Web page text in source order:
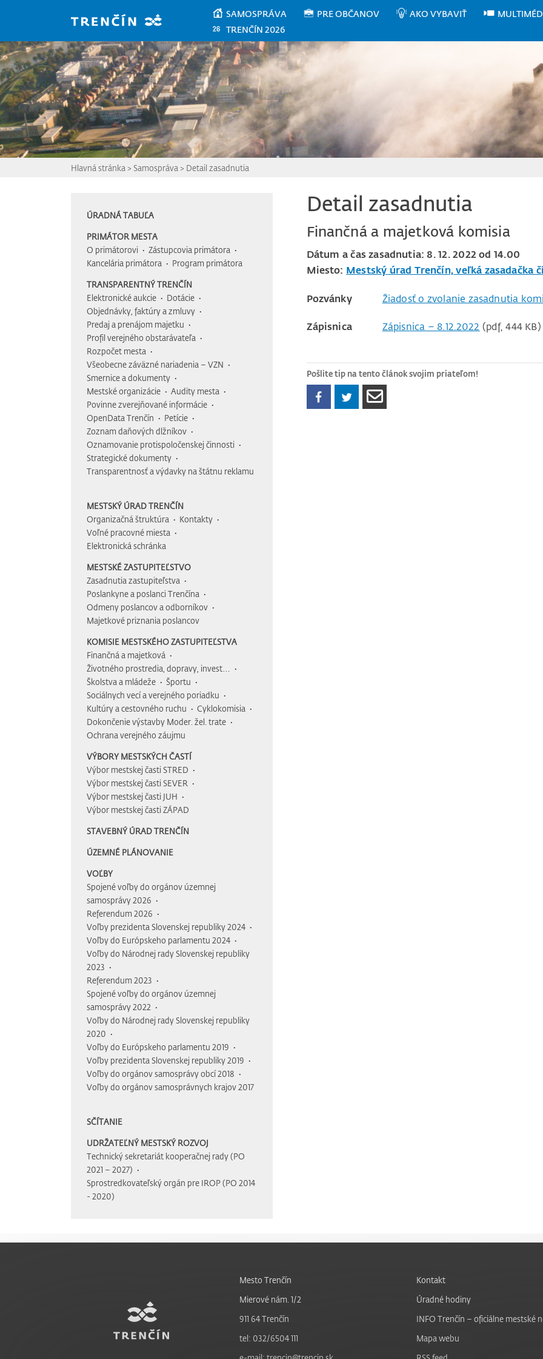
SAMOSPRÁVA PRE OBČANOV AKO VYBAVIŤ
TRENČÍN 2026
Hlavná stránka > Samospráva > Detail zasadnutia
ÚRADNÁ TABUĽA
PRIMÁTOR MESTA
O primátorovi
Zástupcovia primátora
Kancelária primátora
Program primátora
TRANSPARENTNÝ TRENČÍN
Elektronické aukcie
Dotácie
Objednávky, faktúry a zmluvy
Predaj a prenájom majetku
Profil verejného obstarávateľa
Rozpočet mesta
Všeobecne záväzné nariadenia – VZN
Smernice a dokumenty
Mestské organizácie
Audity mesta
Povinne zverejňované informácie
OpenData Trenčín
Petície
Zoznam daňových dlžníkov
Oznamovanie protispoločenskej činnosti
Strategické dokumenty
Transparentnosť a výdavky na štátnu reklamu
MESTSKÝ ÚRAD TRENČÍN
Organizačná štruktúra
Kontakty
Voľné pracovné miesta
Elektronická schránka
MESTSKÉ ZASTUPITEĽSTVO
Zasadnutia zastupiteľstva
Poslankyne a poslanci Trenčína
Odmeny poslancov a odborníkov
Majetkové priznania poslancov
KOMISIE MESTSKÉHO ZASTUPITEĽSTVA
Finančná a majetková
Životného prostredia, dopravy, invest…
Školstva a mládeže
Športu
Sociálnych vecí a verejného poriadku
Kultúry a cestovného ruchu
Cyklokomisia
Dokončenie výstavby Moder. žel. trate
Ochrana verejného záujmu
VÝBORY MESTSKÝCH ČASTÍ
Výbor mestskej časti STRED
Výbor mestskej časti SEVER
Výbor mestskej časti JUH
Výbor mestskej časti ZÁPAD
STAVEBNÝ ÚRAD TRENČÍN
ÚZEMNÉ PLÁNOVANIE
VOĽBY
Spojené voľby do orgánov územnej
samosprávy 2026
Referendum 2026
Voľby prezidenta Slovenskej republiky 2024
Voľby do Európskeho parlamentu 2024
Voľby do Národnej rady Slovenskej republiky
2023
Referendum 2023
Spojené voľby do orgánov územnej
samosprávy 2022
Voľby do Národnej rady Slovenskej republiky
2020
Voľby do Európskeho parlamentu 2019
Voľby prezidenta Slovenskej republiky 2019
Voľby do orgánov samosprávy obcí 2018
Voľby do orgánov samosprávnych krajov 2017
SČÍTANIE
UDRŽATEĽNÝ MESTSKÝ ROZVOJ
Technický sekretariát kooperačnej rady (PO
2021 – 2027)
Sprostredkovateľský orgán pre IROP (PO 2014
- 2020)
Detail zasadnutia
Finančná a majetková komisia
Dátum a čas zasadnutia: 8. 12. 2022 od 14.00
Miesto: Mestský úrad Trenčín, veľká zasadačka
Pozvánky Žiadosť o zvolanie zasadnutia
Zápisnica Zápisnica – 8.12.2022 (pdf, 444 KB)
Pošlite tip na tento článok svojim priateľom!
Mesto Trenčín
Mierové nám. 1/2
911 64 Trenčín
tel: 032/6504 111
Kontakt
Úradné hodiny
INFO Trenčín – oficiálne mestské
Mapa webu